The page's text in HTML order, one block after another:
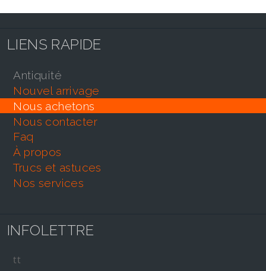
LIENS RAPIDE
antiquité
nouvel arrivage
nous achetons
nous contacter
faq
À propos
trucs et astuces
nos services
INFOLETTRE
tt